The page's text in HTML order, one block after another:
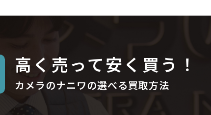
高く売って安く買う！
カメラのナニワの選べる買取方法